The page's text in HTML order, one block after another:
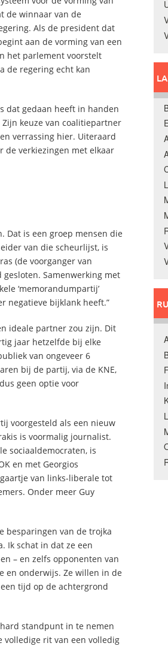
de winnaar van de
Als de president dat
aan de vorming van een
het parlement voorstelt
de regering echt kan
dat gedaan heeft in handen
keuze van coalitiepartner
verrassing hier. Uiteraard
de verkiezingen met elkaar
Dat is een groep mensen die
van die scheurlijst, is
(de voorganger van
gesloten. Samenwerking met
‘memorandumpartij’
negatieve bijklank heeft.”
ideale partner zou zijn. Dit
jaar hetzelfde bij elke
van ongeveer 6
bij de partij, via de KNE,
geen optie voor
voorgesteld als een nieuw
is voormalig journalist.
sociaaldemocraten, is
en met Georgios
van links-liberale tot
Onder meer Guy
besparingen van de trojka
Ik schat in dat ze een
– en zelfs opponenten van
en onderwijs. Ze willen in de
tijd op de achtergrond
standpunt in te nemen
rit van een volledig